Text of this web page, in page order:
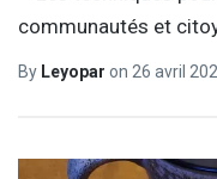
communautés et
By Leyopar on 26 avril